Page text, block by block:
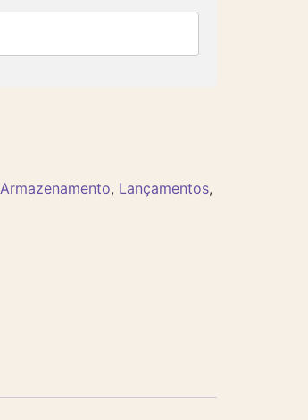
Armazenamento, Lançamentos,